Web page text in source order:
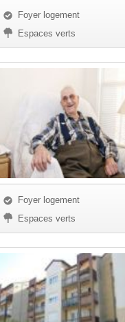
Foyer logement
Espaces verts
Foyer logement
Espaces verts